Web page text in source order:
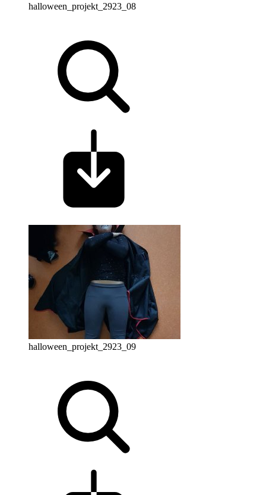
halloween_projekt_2923_08
halloween_projekt_2923_09